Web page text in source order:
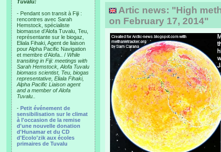
Tuvalu:
- Pendant son transit à Fiji :
rencontres avec Sarah
Hemstock, spécialiste
biomasse d’Alofa Tuvalu, Teu,
représentante sur le biogaz,
Eliala Fihaki, Agent de liaison
pour Alpha Pacific Navigation
et membre d’Alofa.. / While
transiting in Fiji: meetings with
Sarah Hemstock, Alofa Tuvalu
biomass scientist, Teu, biogas
representative, Eliala Fihaki,
Alpha Pacific Liaison agent
and a member of Alofa
Tuvalu..
- Petit événement de
sensibilisation sur le climat
à l'occasion de la remise
d'une nouvelle donation
d'Hunamar et du CD
d'Ecolo'zik aux écoles
primaires de Tuvalu
Artic news: "High
on February 17, 2014"